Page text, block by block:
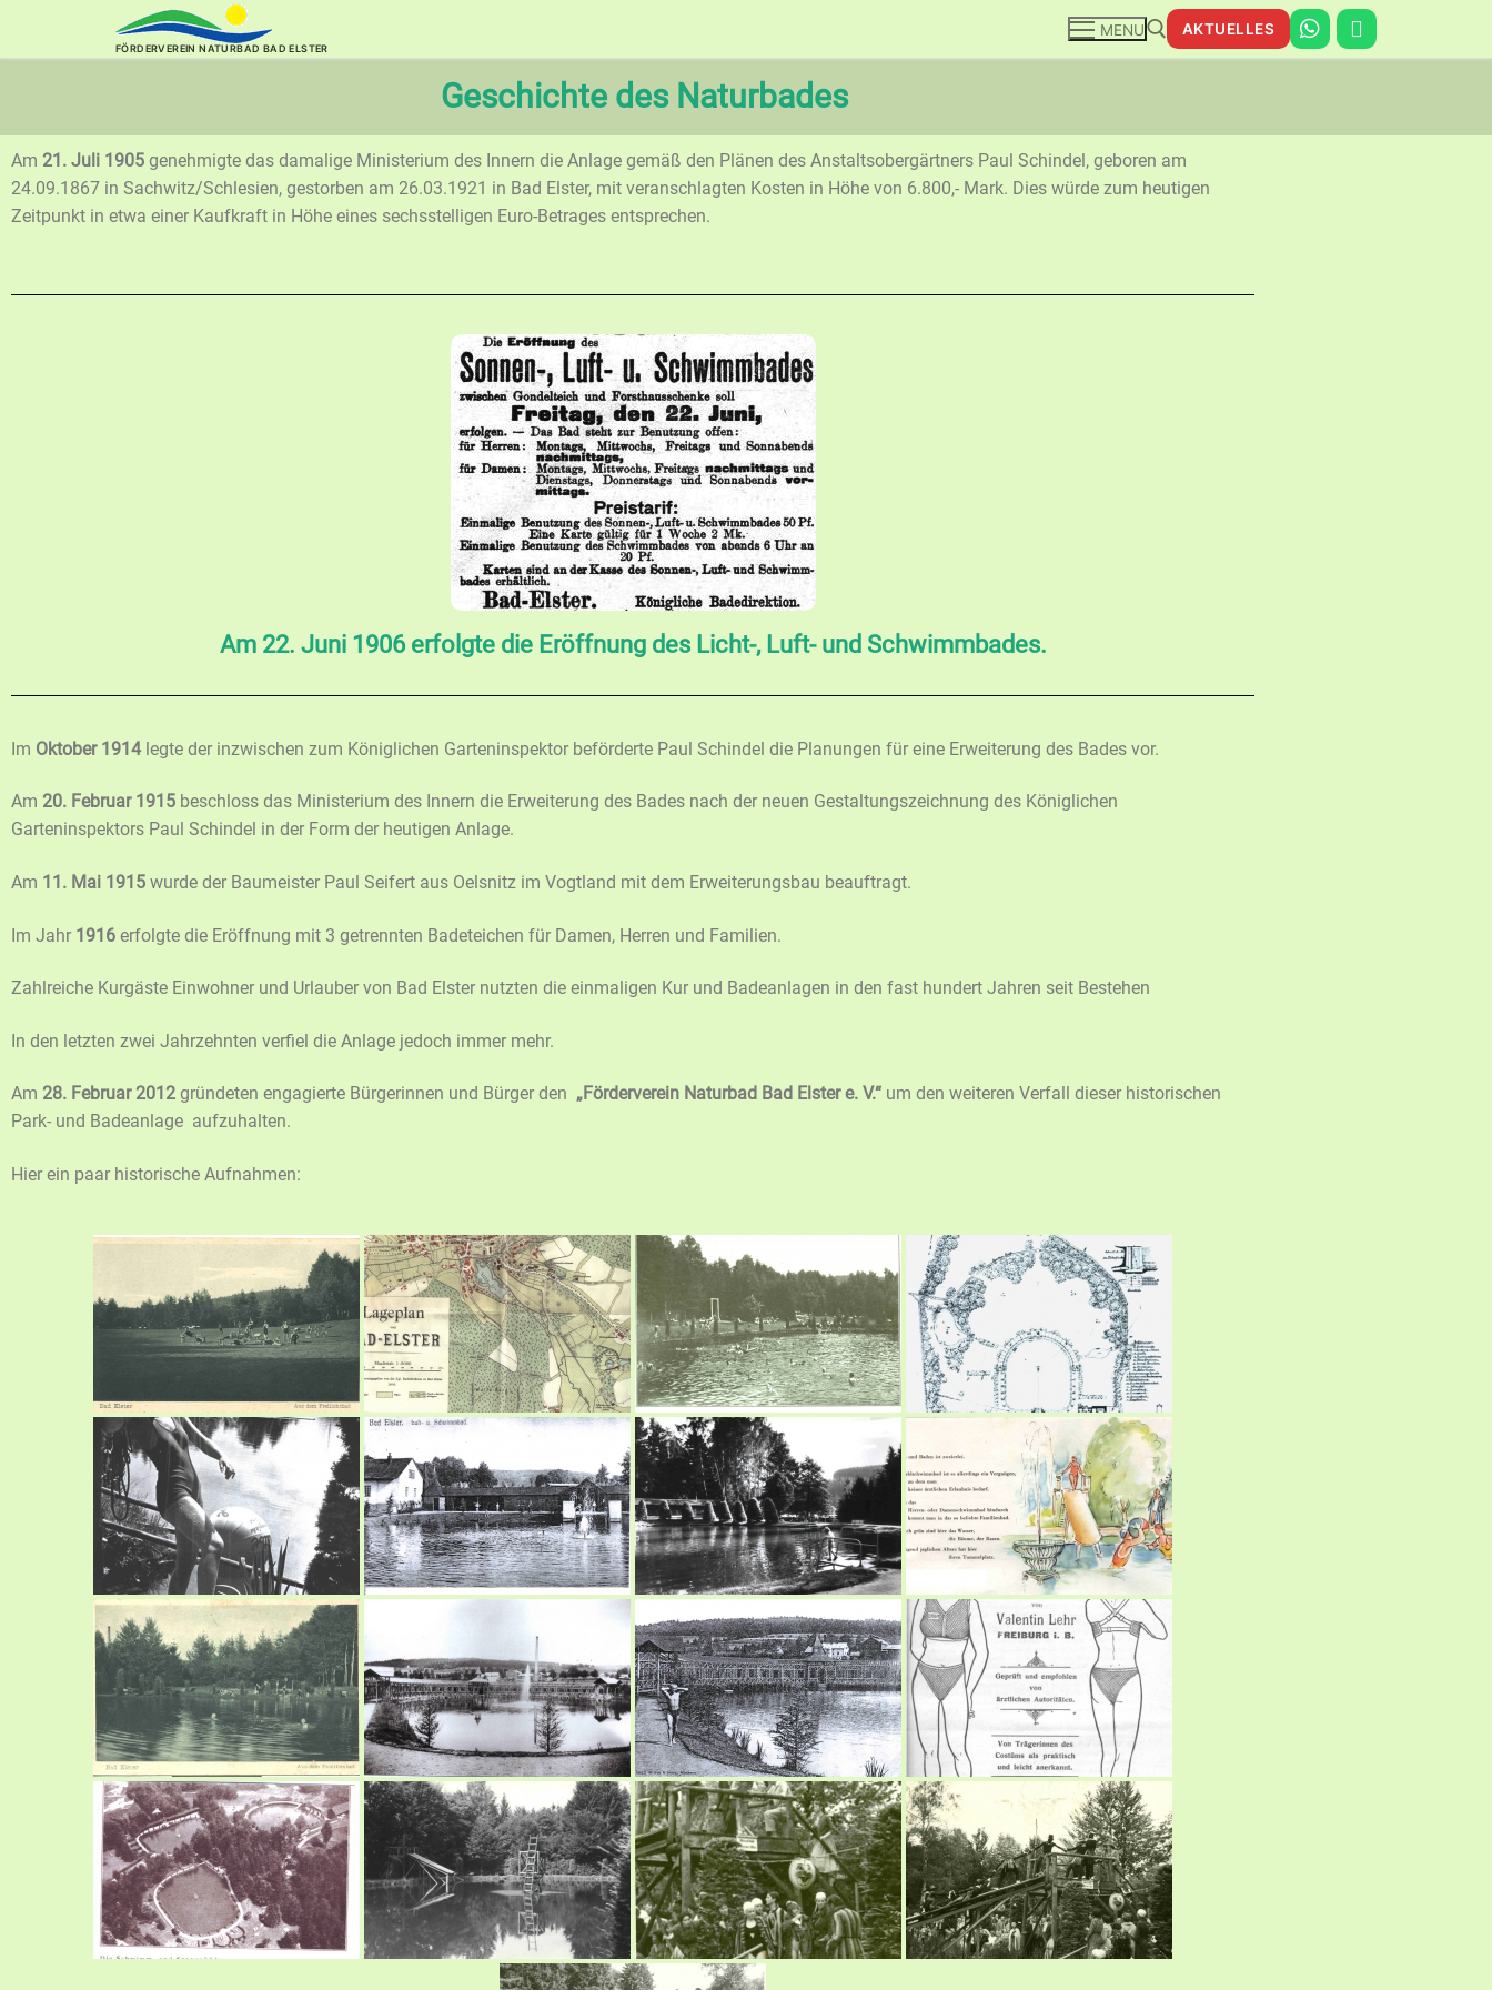
FÖRDERVEREIN NATURBAD BAD ELSTER
MENU AKTUELLES
Geschichte des Naturbades
Am 21. Juli 1905 genehmigte das damalige Ministerium des Innern die Anlage gemäß den Plänen des Anstaltsobergärtners Paul Schindel, geboren am
24.09.1867 in Sachwitz/Schlesien, gestorben am 26.03.1921 in Bad Elster, mit veranschlagten Kosten in Höhe von 6.800,- Mark. Dies würde zum heutigen
Zeitpunkt in etwa einer Kaufkraft in Höhe eines sechsstelligen Euro-Betrages entsprechen.
Am 22. Juni 1906 erfolgte die Eröffnung des Licht-, Luft- und Schwimmbades.
Im Oktober 1914legte der inzwischen zum Königlichen Garteninspektor beförderte Paul Schindel die Planungen für eine Erweiterung des Bades vor.
Am 20. Februar 1915 beschloss das Ministerium des Innern die Erweiterung des Bades nach der neuen Gestaltungszeichnung des Königlichen
Garteninspektors Paul Schindel in der Form der heutigen Anlage.
Am 11. Mai 1915 wurde der Baumeister Paul Seifert aus Oelsnitz im Vogtland mit dem Erweiterungsbau beauftragt.
Im Jahr 1916 erfolgte die Eröffnung mit 3 getrennten Badeteichen für Damen, Herren und Familien.
Zahlreiche Kurgäste Einwohner und Urlauber von Bad Elster nutzten die einmaligen Kur und Badeanlagen in den fast hundert Jahren seit Bestehen
In den letzten zwei Jahrzehnten verfiel die Anlage jedoch immer mehr.
Am 28. Februar 2012 gründeten engagierte Bürgerinnen und Bürger den „Förderverein Naturbad Bad Elster e. V.“ um den weiteren Verfall dieser historischen
Park- und Badeanlage aufzuhalten.
Hier ein paar historische Aufnahmen: